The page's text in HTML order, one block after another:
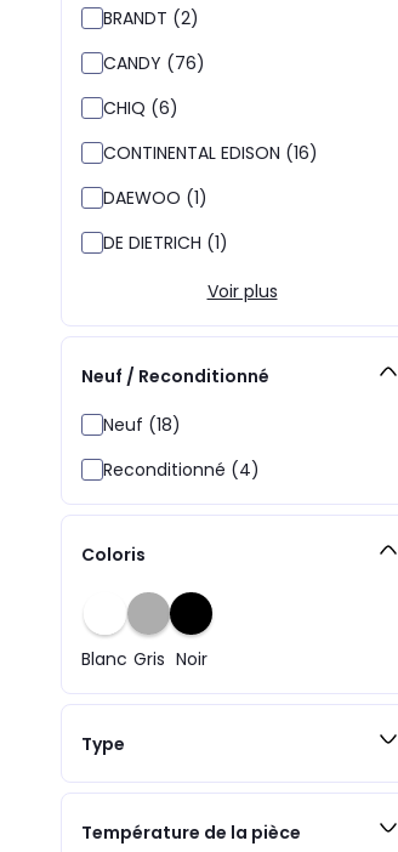
BRANDT (2)
CANDY (76)
CHIQ (6)
CONTINENTAL EDISON (16)
DAEWOO (1)
DE DIETRICH (1)
Voir plus
Neuf / Reconditionné
Neuf (18)
Reconditionné (4)
Coloris
Blanc Gris Noir
Type
Température de la pièce